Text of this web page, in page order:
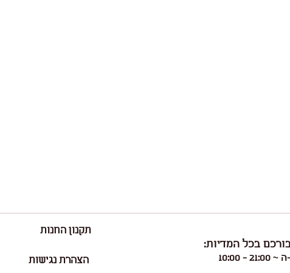
תקנון החנות
בכל המדיות:
- 10:00